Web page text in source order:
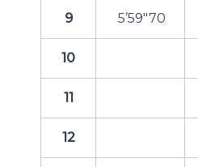
9 5’59″70
10
11
12